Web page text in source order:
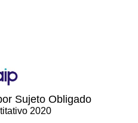
Sujeto Obligado
2020